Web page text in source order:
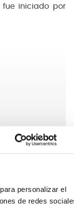
personalizar el
de redes
fue iniciado por
para una
mejorada